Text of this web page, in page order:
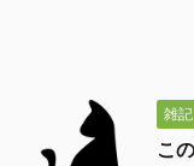
雑記
こ